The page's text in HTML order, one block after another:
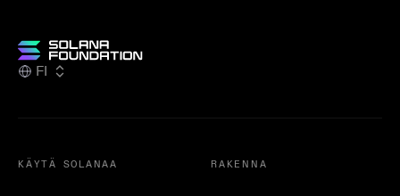
FI
KÄYTÄ SOLANAA RAKENNA